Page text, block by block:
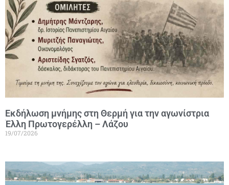
Εκδήλωση μνήμης στη Θερμή για την αγωνίστρια
Έλλη Πρωτογερέλλη – Λάζου
19/07/2026